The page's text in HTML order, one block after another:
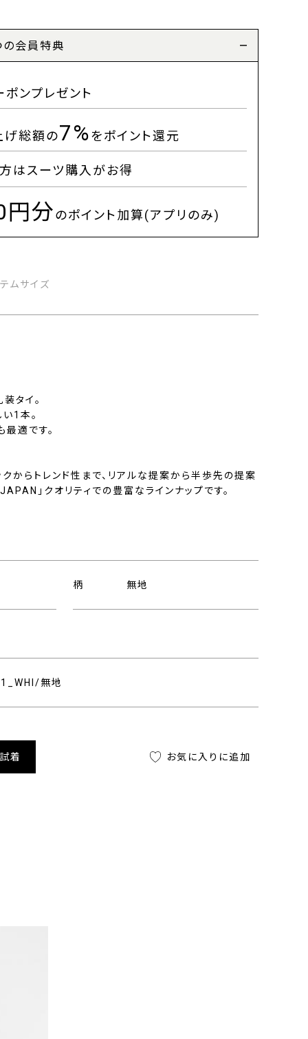
の会員特典
ポンプレゼント
げ総額の7%をポイント還元
はスーツ購入がお得
円分のポイント加算(アプリのみ)
ムサイズ
タイ。
1本。
適です。
からトレンド性まで、リアルな提案から半歩先の提案
」クオリティでの豊富なラインナップです。
柄 無地
無地
着 お気に入りに追加